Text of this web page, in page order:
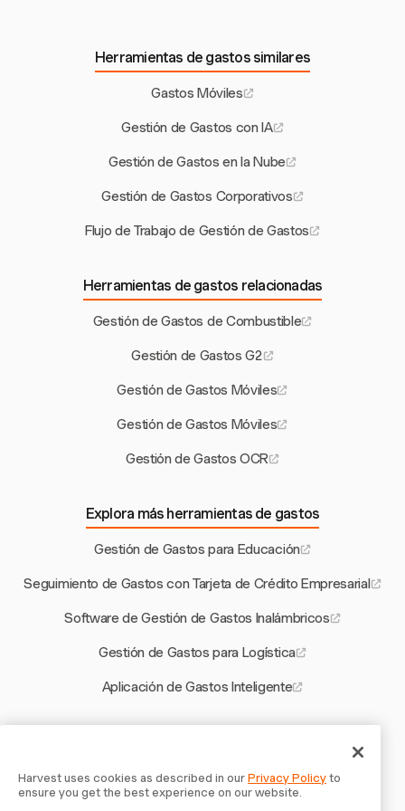
Herramientas de gastos similares
Gastos Móviles
Gestión de Gastos con IA
Gestión de Gastos en la Nube
Gestión de Gastos Corporativos
Flujo de Trabajo de Gestión de Gastos
Herramientas de gastos relacionadas
Gestión de Gastos de Combustible
Gestión de Gastos G2
Gestión de Gastos Móviles
Gestión de Gastos Móviles
Gestión de Gastos OCR
Explora más herramientas de gastos
Gestión de Gastos para Educación
Seguimiento de Gastos con Tarjeta de Crédito Empresarial
Software de Gestión de Gastos Inalámbricos
Gestión de Gastos para Logística
Aplicación de Gastos Inteligente
Calculadora de Tasa de Utilización para Firmas Contables
Harvest uses cookies as described in ourPrivacy Policyto
ensure you get the best experience on our website.